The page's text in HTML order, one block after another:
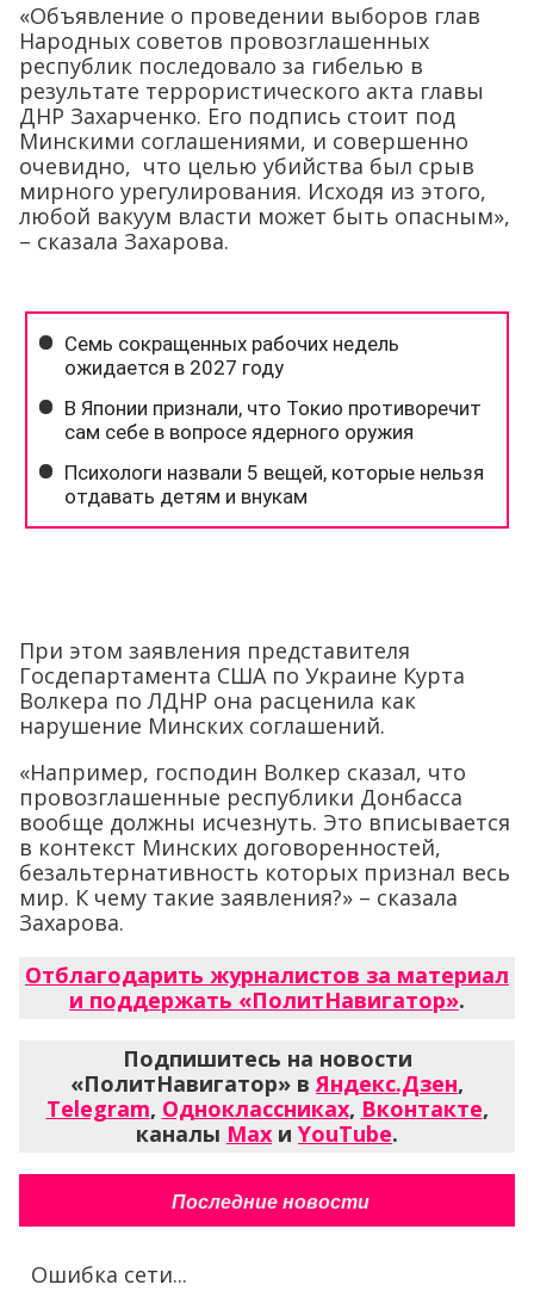
«Объявление о проведении выборов глав
Народных советов провозглашенных
республик последовало за гибелью в
результате террористического акта главы
ДНР Захарченко. Его подпись стоит под
Минскими соглашениями, и совершенно
очевидно, что целью убийства был срыв
мирного урегулирования. Исходя из этого,
любой вакуум власти может быть опасным»,
– сказала Захарова.
При этом заявления представителя
Госдепартамента США по Украине Курта
Волкера по ЛДНР она расценила как
нарушение Минских соглашений.
«Например, господин Волкер сказал, что
провозглашенные республики Донбасса
вообще должны исчезнуть. Это вписывается
в контекст Минских договоренностей,
безальтернативность которых признал весь
мир. К чему такие заявления?» – сказала
Захарова.
Отблагодарить журналистов за материал
и поддержать «ПолитНавигатор».
Подпишитесь на новости
«ПолитНавигатор» вЯндекс.Дзен,
Telegram, Одноклассниках, Вконтакте,
каналы Max и YouTube.
Последние новости
Ошибка сети...